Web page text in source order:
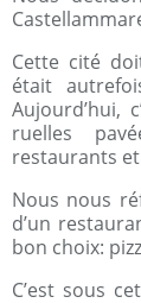
Cette cité
était
Aujourd’hui,
ruelles
restaurants
Nous nous
d’un
bon choix:
C’est sous